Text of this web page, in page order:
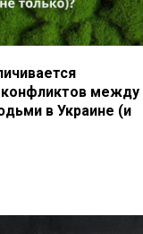
конфликтов между
в Украине (и